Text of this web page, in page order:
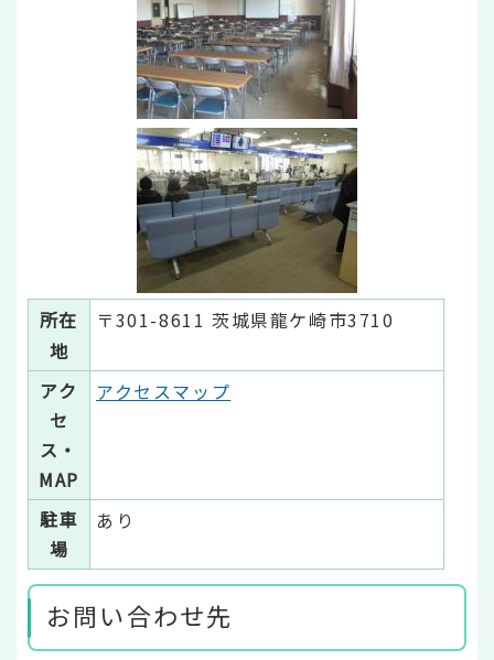
所在
地
〒301-8611 茨城県龍ケ崎市3710
アク
セ
ス・
MAP
アクセスマップ
駐車
場
あり
お問い合わせ先